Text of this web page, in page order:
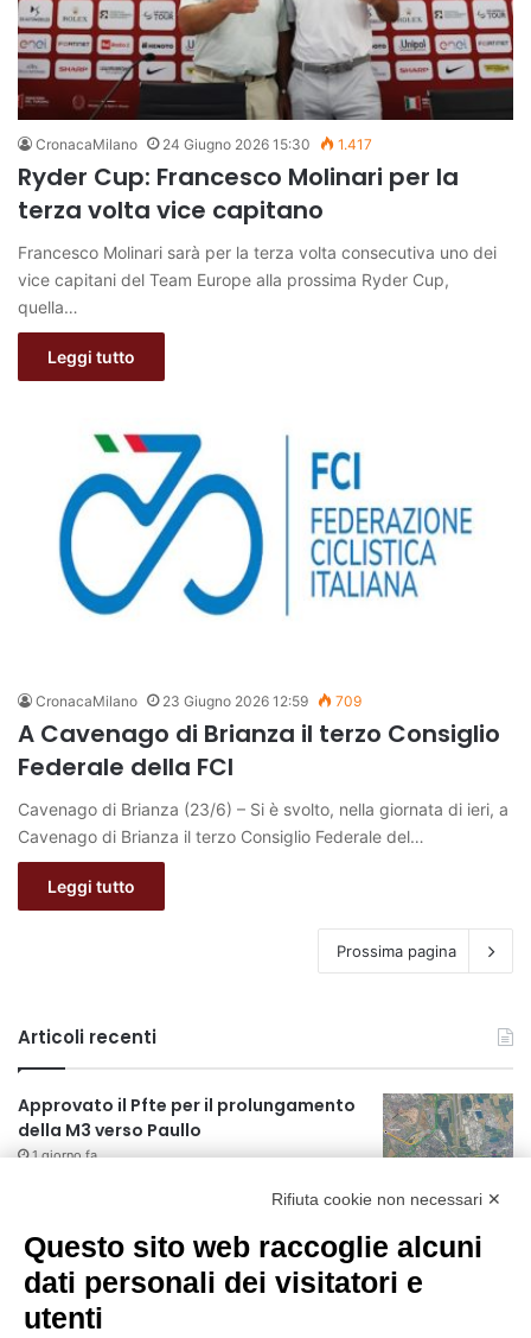
CronacaMilano 24 Giugno 2026 15:30 1.417
Ryder Cup: Francesco Molinari per la
terza volta vice capitano
Francesco Molinari sarà per la terza volta consecutiva uno dei
vice capitani del Team Europe alla prossima Ryder Cup,
quella…
Leggi tutto
CronacaMilano 23 Giugno 2026 12:59 709
A Cavenago di Brianza il terzo Consiglio
Federale della FCI
Cavenago di Brianza (23/6) – Si è svolto, nella giornata di ieri, a
Cavenago di Brianza il terzo Consiglio Federale del…
Leggi tutto
Prossima pagina
Articoli recenti
Approvato il Pfte per il prolungamento
della M3 verso Paullo
1 giorno fa
75 anni di INFN. La comunità, la storia, il
futuro della ricerca in fisica
fondamentale in Italia
1 giorno fa
Milano Aiuta Estate, 1600 prestazioni di
Rifiuta cookie non necessari ✕
Questo sito web raccoglie alcuni
dati personali dei visitatori e
utenti